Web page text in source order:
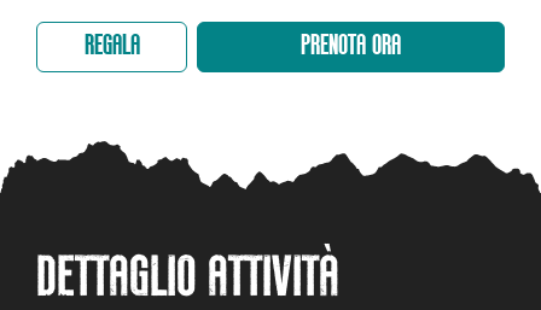
REGALA PRENOTA ORA
DETTAGLIO ATTIVITÀ